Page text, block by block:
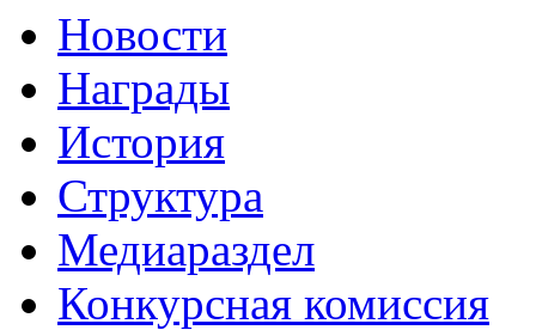
Новости
Награды
История
Структура
Медиараздел
Конкурсная комиссия